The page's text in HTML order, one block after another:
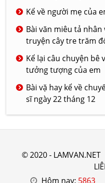
Kể về người mẹ của
Bài văn miêu tả
truyện cây tre trăm
Kể lại câu chuyện
tưởng tượng của em
Bài vặ hay kể về
sĩ ngày 22 tháng 12
© 2020 - LAMVAN.NET
Hôm nay: 5863